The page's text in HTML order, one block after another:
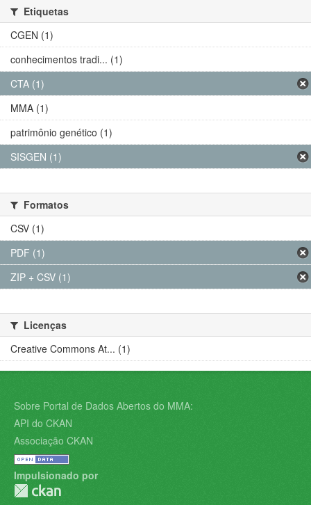
Etiquetas
CGEN (1)
conhecimentos tradi... (1)
CTA (1)
MMA (1)
patrimônio genético (1)
SISGEN (1)
Formatos
CSV (1)
PDF (1)
ZIP + CSV (1)
Licenças
Creative Commons At... (1)
Sobre Portal de Dados Abertos do MMA:
API do CKAN
Associação CKAN
Impulsionado por